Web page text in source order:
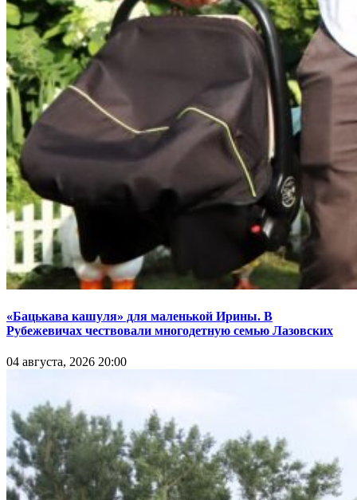
«Бацькава кашуля» для маленькой Ирины. В
Рубежевичах чествовали многодетную семью Лазовских
04 августа, 2026 20:00